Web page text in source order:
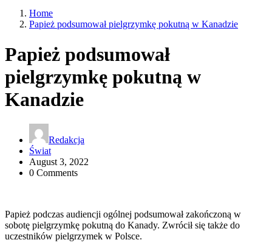
Home
Papież podsumował pielgrzymkę pokutną w Kanadzie
Papież podsumował
pielgrzymkę pokutną w
Kanadzie
Redakcja
Świat
August 3, 2022
0 Comments
Papież podczas audiencji ogólnej podsumował zakończoną w
sobotę pielgrzymkę pokutną do Kanady. Zwrócił się także do
uczestników pielgrzymek w Polsce.